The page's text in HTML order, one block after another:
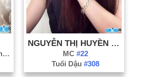
Chương trình Truyền hình#83
MC #22
Tuổi Dậu #308